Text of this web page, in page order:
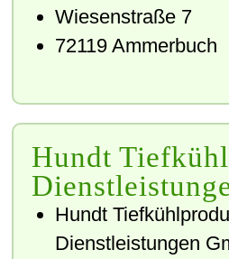
Wiesenstraße 7
72119 Ammerbuch
Hundt
Hundt
Dienstleistungen